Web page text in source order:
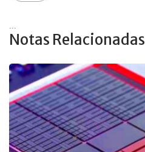
Notas Relacionadas